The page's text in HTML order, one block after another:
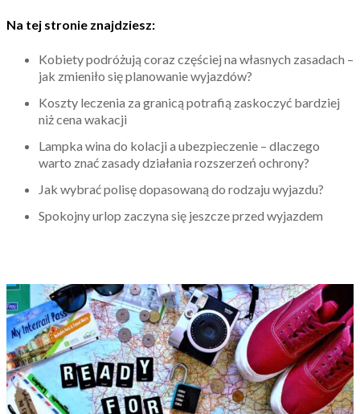
Na tej stronie znajdziesz:
Kobiety podróżują coraz częściej na własnych zasadach –
jak zmieniło się planowanie wyjazdów?
Koszty leczenia za granicą potrafią zaskoczyć bardziej
niż cena wakacji
Lampka wina do kolacji a ubezpieczenie – dlaczego
warto znać zasady działania rozszerzeń ochrony?
Jak wybrać polisę dopasowaną do rodzaju wyjazdu?
Spokojny urlop zaczyna się jeszcze przed wyjazdem